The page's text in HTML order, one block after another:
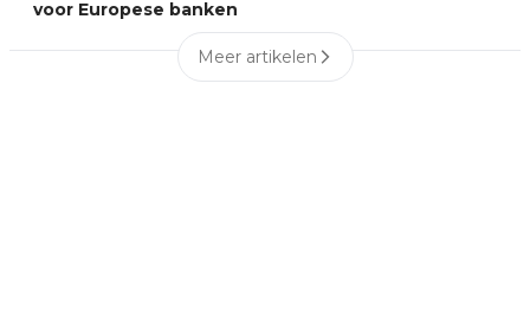
voor Europese banken
Meer artikelen